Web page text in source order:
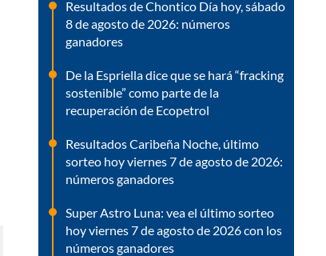
Resultados de Chontico Día hoy, sábado
8 de agosto de 2026: números
ganadores
De la Espriella dice que se hará “fracking
sostenible” como parte de la
recuperación de Ecopetrol
Resultados Caribeña Noche, último
sorteo hoy viernes 7 de agosto de 2026:
números ganadores
Super Astro Luna: vea el último sorteo
hoy viernes 7 de agosto de 2026 con los
números ganadores